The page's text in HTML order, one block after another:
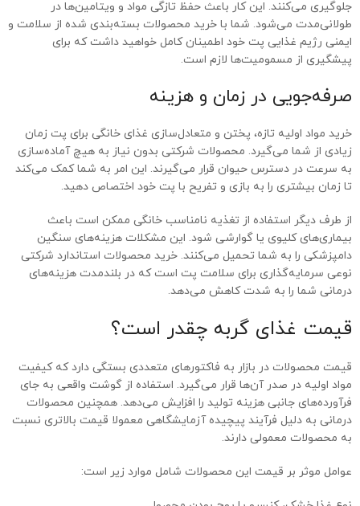
جلوگیری می‌کنند. این کار باعث حفظ تازگی مواد و ویتامین‌ها در
طولانی‌مدت می‌شود. شما با خرید محصولات بسته‌بندی شده از سلامت و
ایمنی رژیم غذایی پت خود اطمینان کامل خواهید داشت که برای
پیشگیری از مسمومیت‌ها لازم است.
صرفه‌جویی در زمان و هزینه
خرید مواد اولیه تازه، پختن و متعادل‌سازی غذای خانگی برای پت زمان
زیادی از شما می‌گیرد. محصولات شرکتی بدون نیاز به هیچ آماده‌سازی
به سرعت در دسترس حیوان قرار می‌گیرند. این امر به شما کمک می‌کند
تا زمان بیشتری را به بازی و تفریح با پت خود اختصاص دهید.
از طرف دیگر استفاده از تغذیه نامناسب خانگی ممکن است باعث
بیماری‌های کلیوی یا گوارشی شود. این مشکلات هزینه‌های سنگین
دامپزشکی را به شما تحمیل می‌کنند. خرید محصولات استاندارد شرکتی
نوعی سرمایه‌گذاری برای سلامت پت است که در بلندمدت هزینه‌های
درمانی شما را به شدت کاهش می‌دهد.
قیمت غذای گربه چقدر است؟
قیمت محصولات در بازار به فاکتورهای متعددی بستگی دارد که کیفیت
مواد اولیه در صدر آن‌ها قرار می‌گیرد. استفاده از گوشت واقعی به جای
فرآورده‌های جانبی هزینه تولید را افزایش می‌دهد. همچنین محصولات
درمانی به دلیل فرآیند پیچیده آزمایشگاهی معمولا قیمت بالاتری نسبت
به محصولات معمولی دارند.
عوامل موثر بر قیمت این محصولات شامل موارد زیر است: